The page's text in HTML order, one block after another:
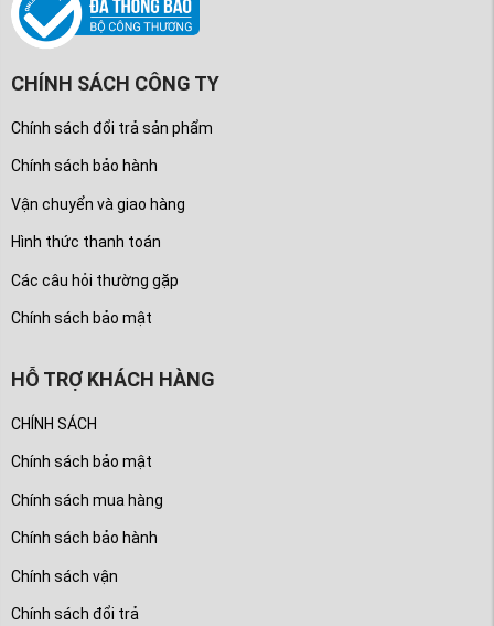
CHÍNH SÁCH CÔNG TY
Chính sách đổi trả sản phẩm
Chính sách bảo hành
Vận chuyển và giao hàng
Hình thức thanh toán
Các câu hỏi thường gặp
Chính sách bảo mật
HỖ TRỢ KHÁCH HÀNG
CHÍNH SÁCH
Chính sách bảo mật
Chính sách mua hàng
Chính sách bảo hành
Chính sách vận
Chính sách đổi trả